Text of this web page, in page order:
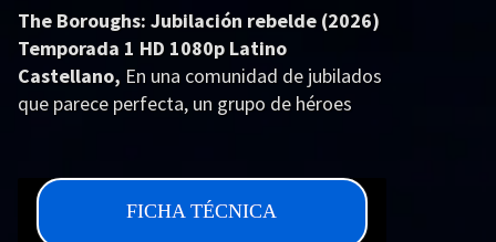
Aventura Ciencia ficción
Crimen
Familia Suspenso
Romance
The Boroughs: Jubilación rebelde (2026)
Temporada 1 HD 1080p Latino
Castellano, En una comunidad de jubilados
que parece perfecta, un grupo de héroes
que no tienen: tiempo..
FICHA TÉCNICA